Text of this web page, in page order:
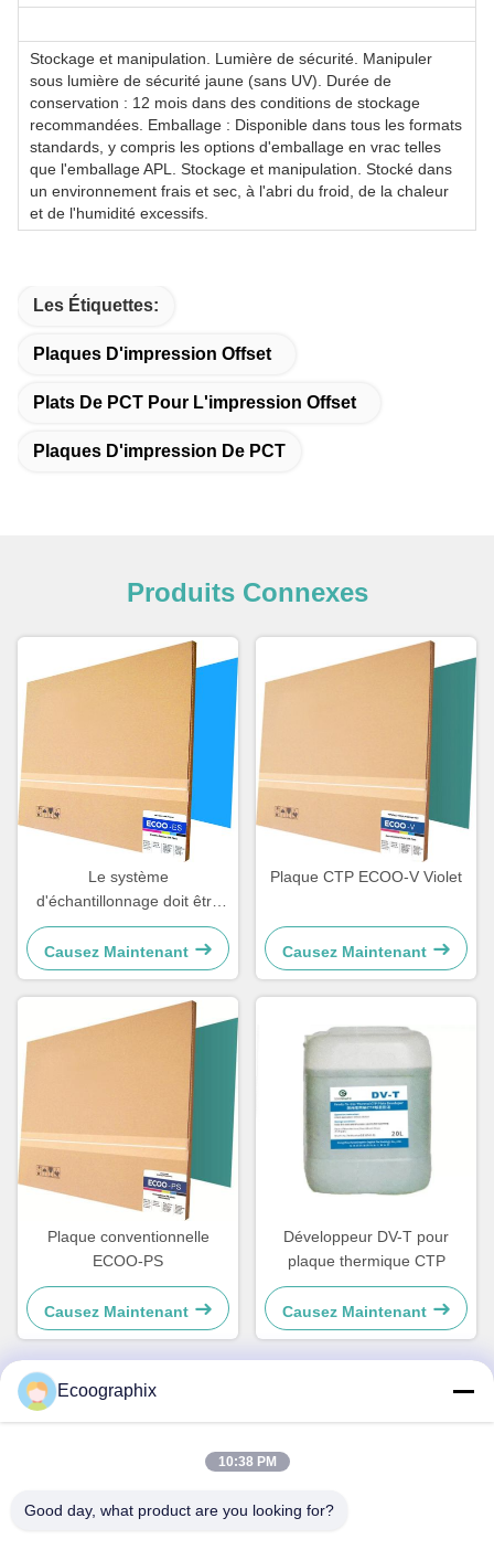
Stockage et manipulation. Lumière de sécurité. Manipuler
sous lumière de sécurité jaune (sans UV). Durée de
conservation : 12 mois dans des conditions de stockage
recommandées. Emballage : Disponible dans tous les formats
standards, y compris les options d'emballage en vrac telles
que l'emballage APL. Stockage et manipulation. Stocké dans
un environnement frais et sec, à l'abri du froid, de la chaleur
et de l'humidité excessifs.
Les Étiquettes:
Plaques D'impression Offset
Plats De PCT Pour L'impression Offset
Plaques D'impression De PCT
Produits Connexes
Le système
d'échantillonnage doit être
conforme à l'annexe I.
Causez Maintenant
Plaque CTP ECOO-V Violet
Causez Maintenant
Plaque conventionnelle
ECOO-PS
Causez Maintenant
Développeur DV-T pour
plaque thermique CTP
Causez Maintenant
QIUYI ROAD 58, DIST. DE BINJIANG, HANGZHOU, 310052,
Ecoographix
10:38 PM
Good day, what product are you looking for?